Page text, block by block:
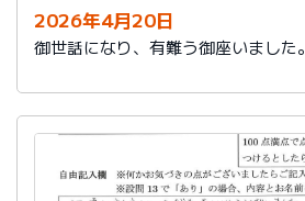
2026年4月20日
御世話になり、有難う御座いました。